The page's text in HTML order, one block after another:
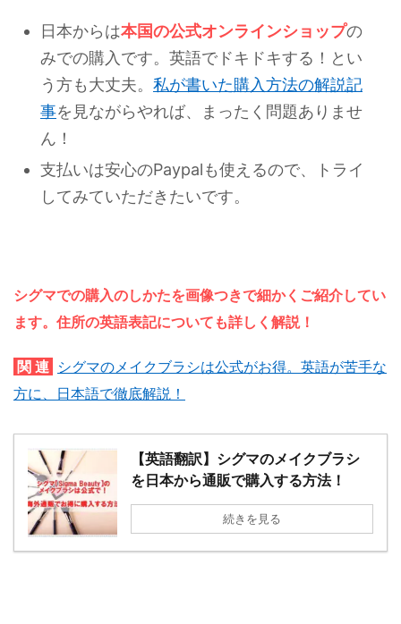
日本からは本国の公式オンラインショップの
みでの購入です。英語でドキドキする！とい
う方も大丈夫。 私が書いた購入方法の解説記
事を見ながらやれば、まったく問題ありませ
ん！
支払いは安心のPaypalも使えるので、トライ
してみていただきたいです。
シグマでの購入のしかたを画像つきで細かくご紹介してい
ます。住所の英語表記についても詳しく解説！
関 連 シグマのメイクブラシは公式がお得。英語が苦手な
方に、日本語で徹底解説！
【英語翻訳】シグマのメイクブラシ
を日本から通販で購入する方法！
続きを見る